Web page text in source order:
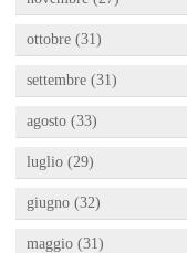
ottobre (31)
settembre (31)
agosto (33)
luglio (29)
giugno (32)
maggio (31)